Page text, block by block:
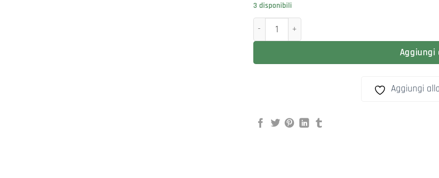
3 disponibili
BANDAI GUNDAM MASTER GRADE MG 1/100 JUSTICE 2.0
Aggiungi
Aggiungi